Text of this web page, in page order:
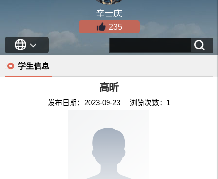
辛士庆
235
学生信息
高昕
发布日期：2023-09-23 浏览次数： 1